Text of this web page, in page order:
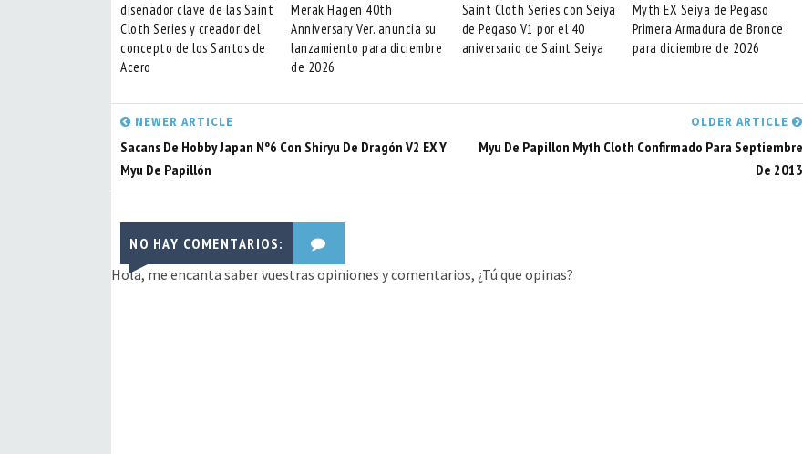
diseñador clave de las Saint
Cloth Series y creador del
concepto de los Santos de
Acero
Merak Hagen 40th
Anniversary Ver. anuncia su
lanzamiento para diciembre
de 2026
Saint Cloth Series con Seiya
de Pegaso V1 por el 40
aniversario de Saint Seiya
Myth EX Seiya de Pegaso
Primera Armadura de Bronce
para diciembre de 2026
NEWER ARTICLE
Sacans De Hobby Japan Nº6 Con Shiryu De Dragón V2 EX Y
Myu De Papillón
OLDER ARTICLE
Myu De Papillon Myth Cloth Confirmado Para Septiembre
De 2013
NO HAY COMENTARIOS:
Hola, me encanta saber vuestras opiniones y comentarios, ¿Tú que opinas?